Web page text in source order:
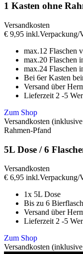
1 Kasten ohne
Versandkosten
€ 9,95 inkl.Verpackung/
max.12 Flaschen
max.20 Flaschen
max.24 Flaschen
Bei 6er Kasten
Versand über
Lieferzeit 2 -5
Zum Shop
Versandkosten
Rahmen-Pfand
5L Dose / 6
Versandkosten
€ 6,95 inkl.Verpackung/
1x 5L Dose
Bis zu 6
Versand über
Lieferzeit 2 -5
Zum Shop
Versandkosten